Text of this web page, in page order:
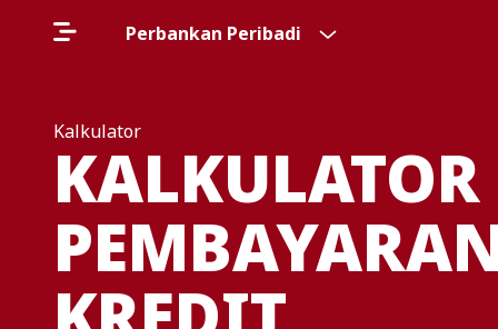
Perbankan Peribadi
Kalkulator
KALKULATOR